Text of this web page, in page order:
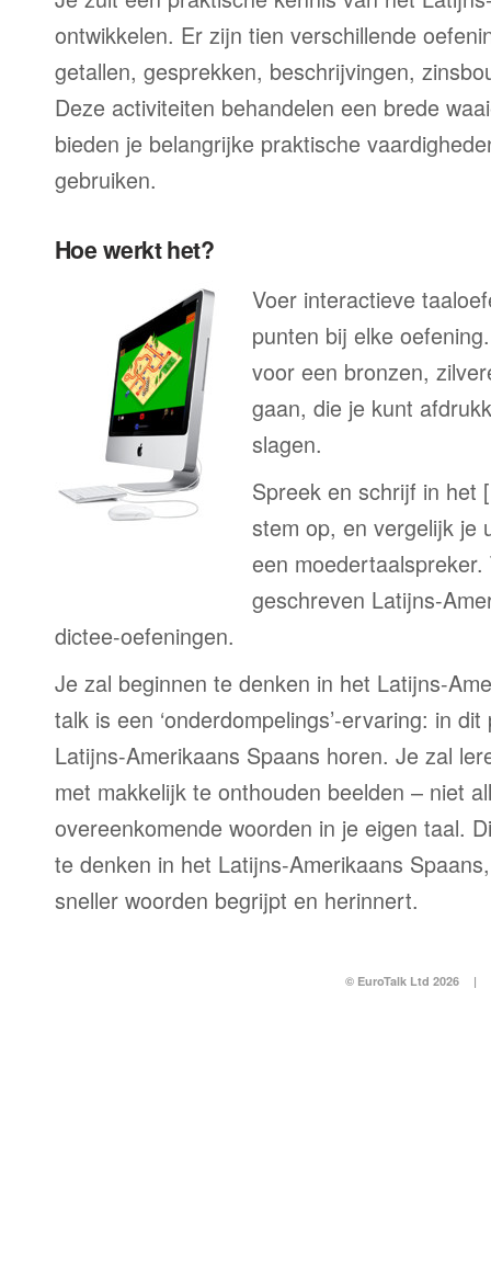
ontwikkelen. Er zijn tien verschillende
getallen, gesprekken, beschrijvingen,
Deze activiteiten behandelen een brede
bieden je belangrijke praktische
gebruiken.
Hoe werkt het?
Voer interactieve
punten bij elke
voor een bronzen,
gaan, die je kunt
slagen.
Spreek en schrijf in het
stem op, en vergelijk je
een
geschreven Latijns-
dictee-oefeningen.
Je zal beginnen te denken in het Latijns-
talk is een ‘onderdompelings’-ervaring: in
Latijns-Amerikaans Spaans horen. Je zal
met makkelijk te onthouden beelden – niet
overeenkomende woorden in je eigen taal.
te denken in het Latijns-Amerikaans
sneller woorden begrijpt en herinnert.
© EuroTalk Ltd 2026 |